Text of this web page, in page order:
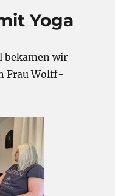
Yoga
bekamen wir
Frau Wolff-